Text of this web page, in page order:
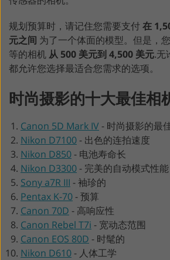
规划预算时，请记住您需要支付 在
元之间 为了一个体面的模型。但是，
等的相机 从 500 美元到 4,500 美元.无
都允许您选择最适合您需求的选项。
时尚摄影的十大最佳相
Canon 5D Mark IV - 时尚摄影的最
Nikon D7100- 出色的连拍速度
Nikon D850- 电池寿命长
Nikon D3300- 完美的自动模式性能
Sony a7R III -袖珍的
Pentax K-70-预算
Canon 70D - 高响应性
Canon Rebel T7i - 宽动态范围
Canon EOS 80D - 时髦的
Nikon D610- 人体工学